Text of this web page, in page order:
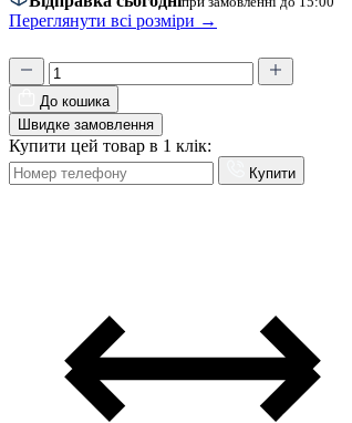
Переглянути всі розміри →
До кошика
Швидке замовлення
Купити цей товар в 1 клік:
Купити